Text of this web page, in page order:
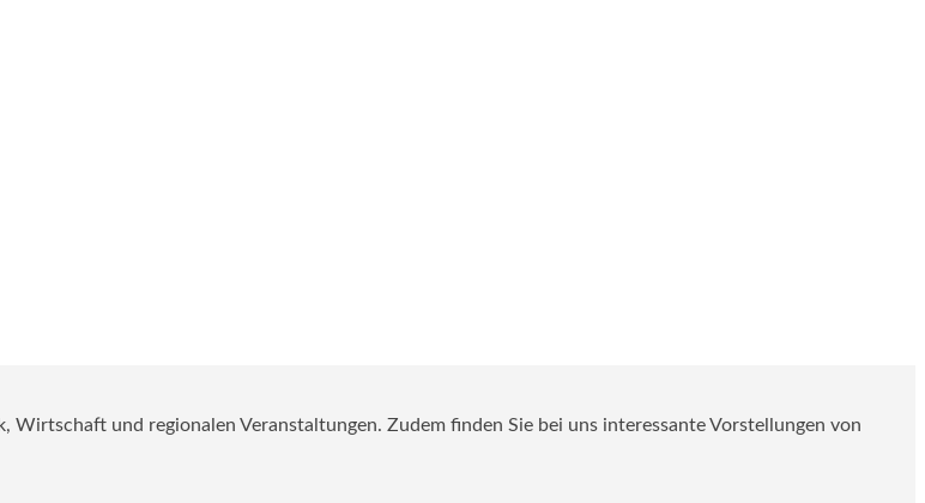
und regionalen Veranstaltungen. Zudem finden Sie bei uns interessante Vorstellungen von